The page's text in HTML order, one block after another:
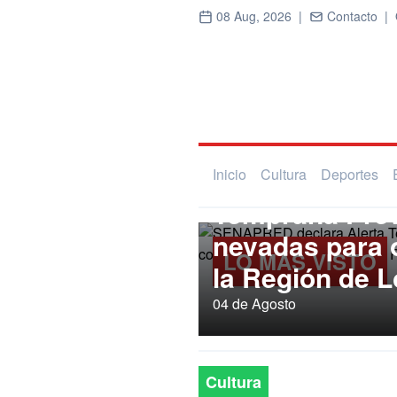
08 Aug, 2026 | Contacto |
Inicio Cultura Deportes
LO MÁS VISTO
SENAPRED
Temprana
nevadas para
la Región de
04 de Agosto
Cultura